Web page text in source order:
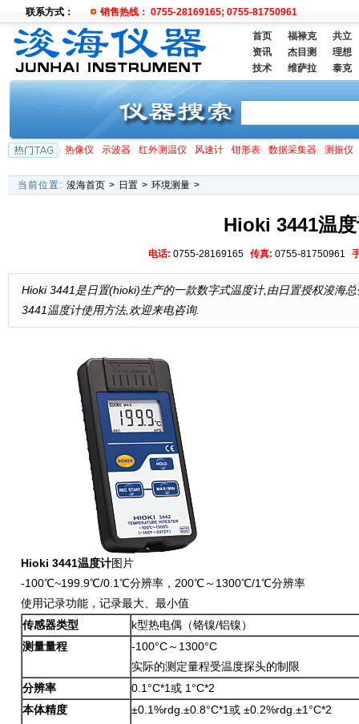
联系方式： 销售热线： 0755-28169165; 0755-81750961
首页 福禄克
共立
资讯
杰目测
理想
技术
维萨拉 泰克
热像仪 示波器 红外测温仪 风速计 钳形表 数据采集器 测振仪
当前位置: 浚海首页 > 日置 > 环境测量 >
Hioki 3441温
电话: 0755-28169165 传真: 0755-81750961
Hioki 3441是日置(hioki)生产的一款数字式温度计,由日置授权浚海
3441温度计使用方法,欢迎来电咨询.
Hioki 3441温度计图片
-100℃~199.9℃/0.1℃分辨率，200℃～1300℃/1℃分辨率
使用记录功能，记录最大、最小值
传感器类型
k型热电偶（铬镍/铝镍）
测量量程
-100°C～1300°C
实际的测定量程受温度探头的制限
分辨率
0.1°C*1或 1°C*2
本体精度
±0.1%rdg.±0.8°C*1或 ±0.2%rdg.±1°C*2